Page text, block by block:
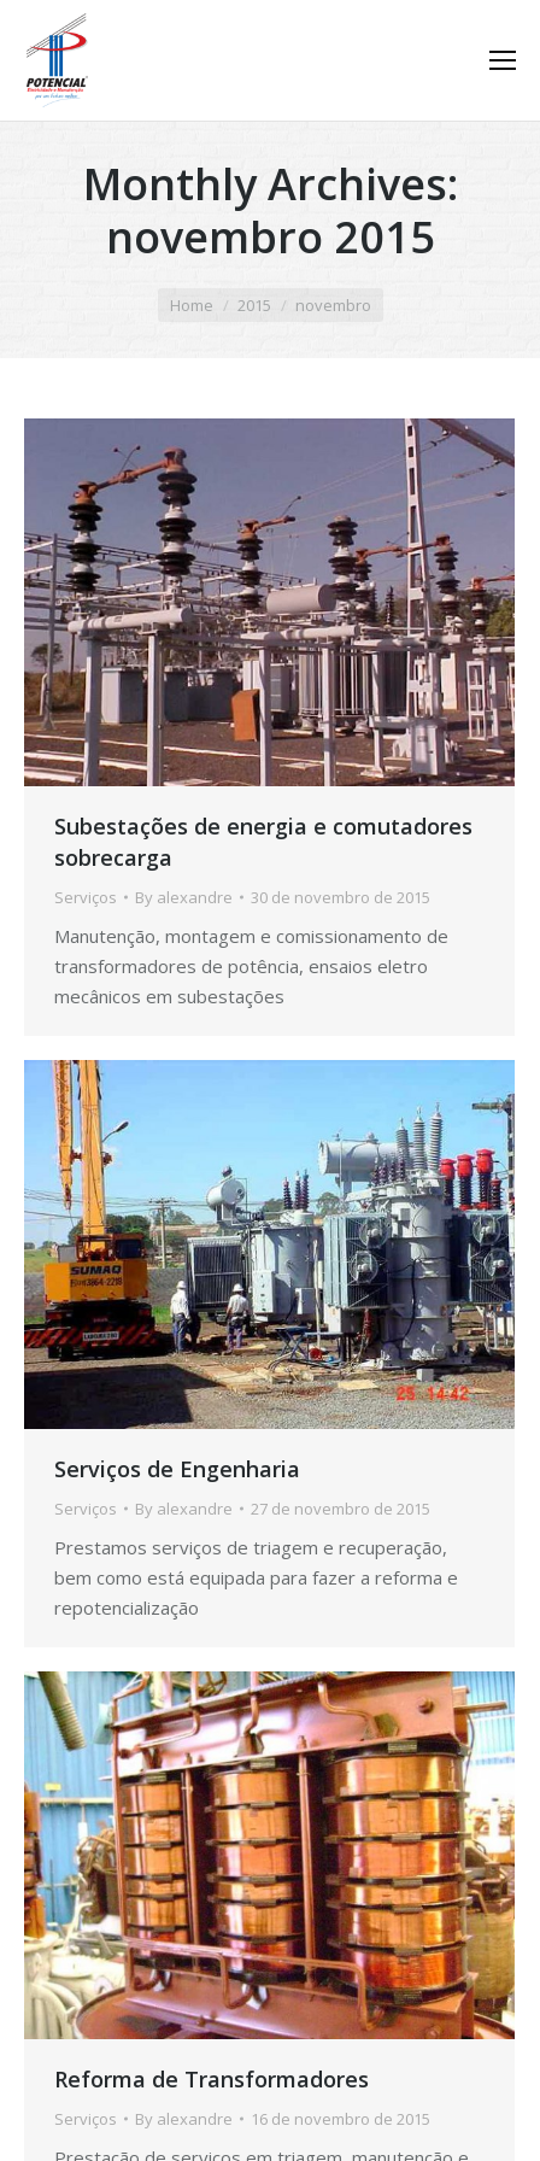
Monthly Archives:
novembro 2015
Home 2015 novembro
Subestações de energia e comutadores
sobrecarga
Serviços By alexandre 30 de novembro de 2015
Manutenção, montagem e comissionamento de
transformadores de potência, ensaios eletro
mecânicos em subestações
Serviços de Engenharia
Serviços By alexandre 27 de novembro de 2015
Prestamos serviços de triagem e recuperação,
bem como está equipada para fazer a reforma e
repotencialização
Reforma de Transformadores
Serviços By alexandre 16 de novembro de 2015